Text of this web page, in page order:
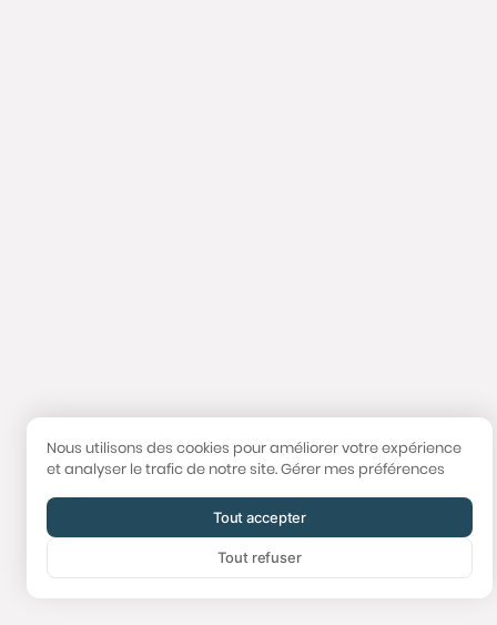
Nous utilisons des cookies pour améliorer votre expérience
et analyser le trafic de notre site.Gérer mes préférences
Tout accepter
Tout refuser